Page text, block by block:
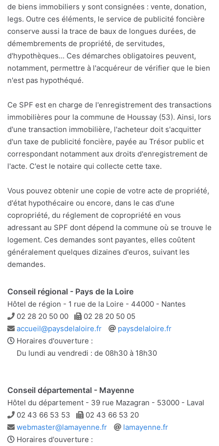
de biens immobiliers y sont consignées : vente, donation,
legs. Outre ces éléments, le service de publicité foncière
conserve aussi la trace de baux de longues durées, de
démembrements de propriété, de servitudes,
d'hypothèques... Ces démarches obligatoires peuvent,
notamment, permettre à l'acquéreur de vérifier que le bien
n'est pas hypothéqué.
Ce SPF est en charge de l'enregistrement des transactions
immobilières pour la commune de Houssay (53). Ainsi, lors
d'une transaction immobilière, l'acheteur doit s'acquitter
d'un taxe de publicité foncière, payée au Trésor public et
correspondant notamment aux droits d'enregistrement de
l'acte. C'est le notaire qui collecte cette taxe.
Vous pouvez obtenir une copie de votre acte de propriété,
d'état hypothécaire ou encore, dans le cas d'une
copropriété, du réglement de copropriété en vous
adressant au SPF dont dépend la commune où se trouve le
logement. Ces demandes sont payantes, elles coûtent
généralement quelques dizaines d'euros, suivant les
demandes.
Conseil régional - Pays de la Loire
Hôtel de région - 1 rue de la Loire - 44000 - Nantes
Téléphone
02 28 20 50 00 Télécopie
02 28 20 50 05
Adresse
e-
mail
accueil@paysdelaloire.fr
Site
paysdelaloire.fr
Horaires d'ouverture :
Du lundi au vendredi : de 08h30 à 18h30
Conseil départemental - Mayenne
Hôtel du département - 39 rue Mazagran - 53000 - Laval
Téléphone
02 43 66 53 53 Télécopie
02 43 66 53 20
Adresse
e-
webmaster@lamayenne.fr
Site
lamayenne.fr
Horaires d'ouverture :